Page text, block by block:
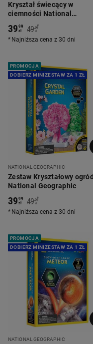
Kryształ świecący w
ciemności National
Geographic, zabawka
kreatywna, fioletowy
3999
zł 49 99
zł
*
Najniższa cena z 30 dni
PROMOCJA
DOBIERZ MINIZESTAW ZA 1 ZŁ
NATIONAL GEOGRAPHIC
Zestaw Kryształowy ogród
National Geographic
3999
zł 49 99
zł
*
Najniższa cena z 30 dni
PROMOCJA
DOBIERZ MINIZESTAW ZA 1 ZŁ
NATIONAL GEOGRAPHIC